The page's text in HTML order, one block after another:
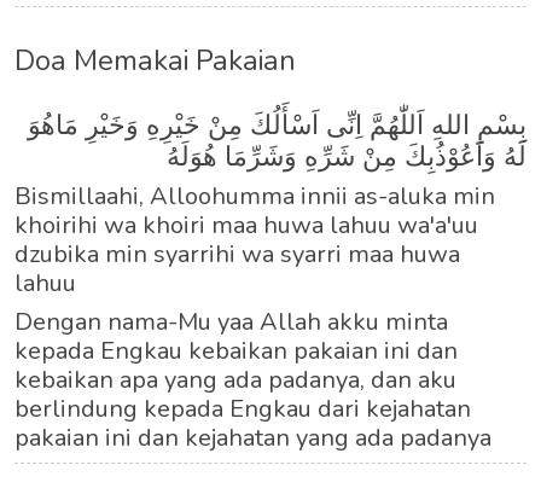
Doa Memakai Pakaian
بِسْمِ اللهِ اَللّٰهُمَّ اِنِّى اَسْأَلُكَ مِنْ خَيْرِهِ وَخَيْرِ مَاهُوَ
لَهُ وَاَعُوْذُبِكَ مِنْ شَرِّهِ وَشَرِّمَا هُوَلَهُ
Bismillaahi, Alloohumma innii as-aluka min
khoirihi wa khoiri maa huwa lahuu wa'a'uu
dzubika min syarrihi wa syarri maa huwa
lahuu
Dengan nama-Mu yaa Allah akku minta
kepada Engkau kebaikan pakaian ini dan
kebaikan apa yang ada padanya, dan aku
berlindung kepada Engkau dari kejahatan
pakaian ini dan kejahatan yang ada padanya